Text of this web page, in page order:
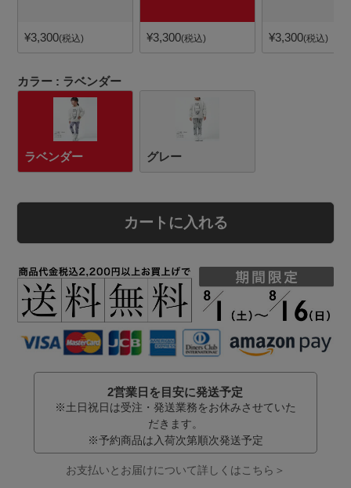
¥3,300 税込 ¥3,300 税込 ¥3,300 税込
カラー ラベンダー
ラベンダー グレー
カートに入れる
2営業日を目安に発送予定
※土日祝日は受注・発送業務をお休みさせていた
だきます。
※予約商品は入荷次第順次発送予定
お支払いとお届けについて詳しくはこちら＞